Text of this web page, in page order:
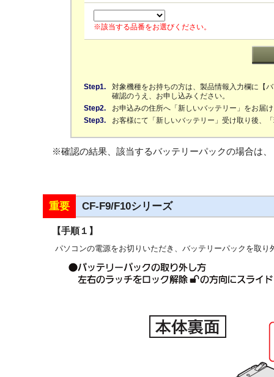
※該当する品番をお選びください。
Step1.
対象機種をお持ちの方は、製品情報入力欄に【
確認のうえ、お申し込みください。
Step2.
お申込みの住所へ「新しいバッテリー」をお届
Step3.
お客様にて「新しいバッテリー」受け取り後、
※確認の結果、該当するバッテリーパックの場合は
重要 CF-F9/F10シリーズ
【手順１】
パソコンの電源をお切りいただき、バッテリーパックを取り